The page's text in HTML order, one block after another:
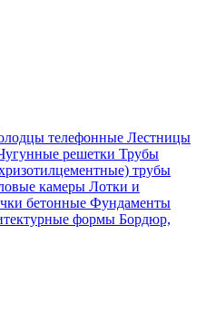
телефонные Лестницы
решетки Трубы
трубы
камеры Лотки и
бетонные Фундаменты
формы Бордюр,